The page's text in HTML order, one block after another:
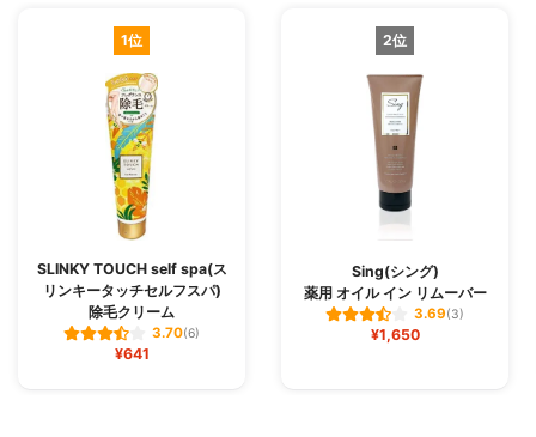
1位
SLINKY TOUCH self spa(ス
リンキータッチセルフスパ)
除毛クリーム
3.70(6)
¥641
2位
Sing(シング)
薬用 オイル イン リムーバー
3.69(3)
¥1,650